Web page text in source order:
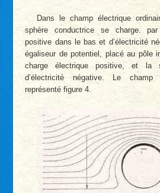
Dans le champ électrique
sphère conductrice se charge. par
positive dans le bas et d’électricité
égaliseur de potentiel, placé au pôle
charge électrique positive, et la
d’électricité négative. Le champ
représenté figure 4.